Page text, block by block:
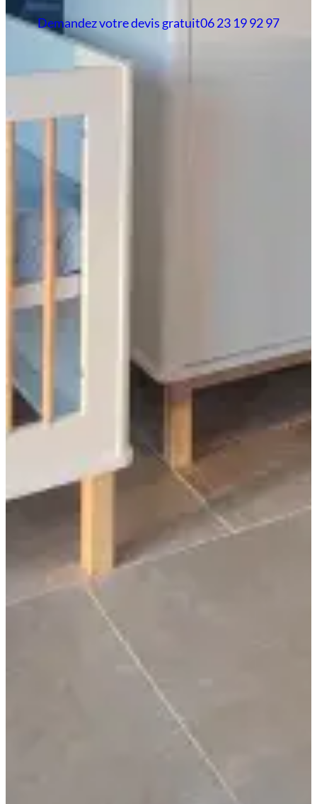
Demandez votre devis gratuit06 23 19 92 97